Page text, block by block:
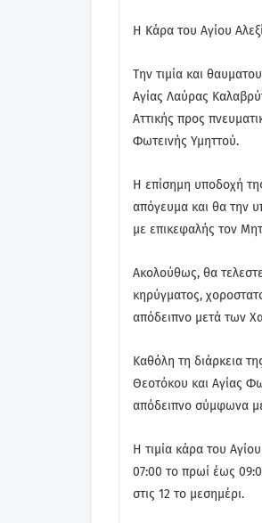
Η Κάρα του Αγίου
Την τιμία και
Αγίας Λαύρας
Αττικής προς
Φωτεινής Υμηττού.
Η επίσημη υποδοχή
απόγευμα και θα την
με επικεφαλής τον
Ακολούθως, θα
κηρύγματος,
απόδειπνο μετά των
Καθόλη τη διάρκεια
Θεοτόκου και Αγίας
απόδειπνο σύμφωνα
Η τιμία κάρα του
07:00 το πρωί έως
στις 12 το μεσημέρι.